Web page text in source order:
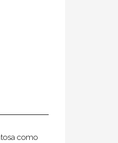
como